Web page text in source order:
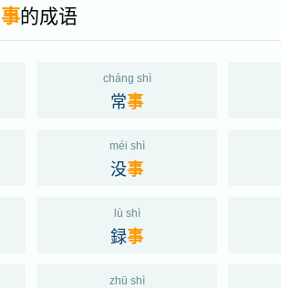
事的成语
cháng shì
常事
méi shì
没事
lù shì
録事
zhū shì